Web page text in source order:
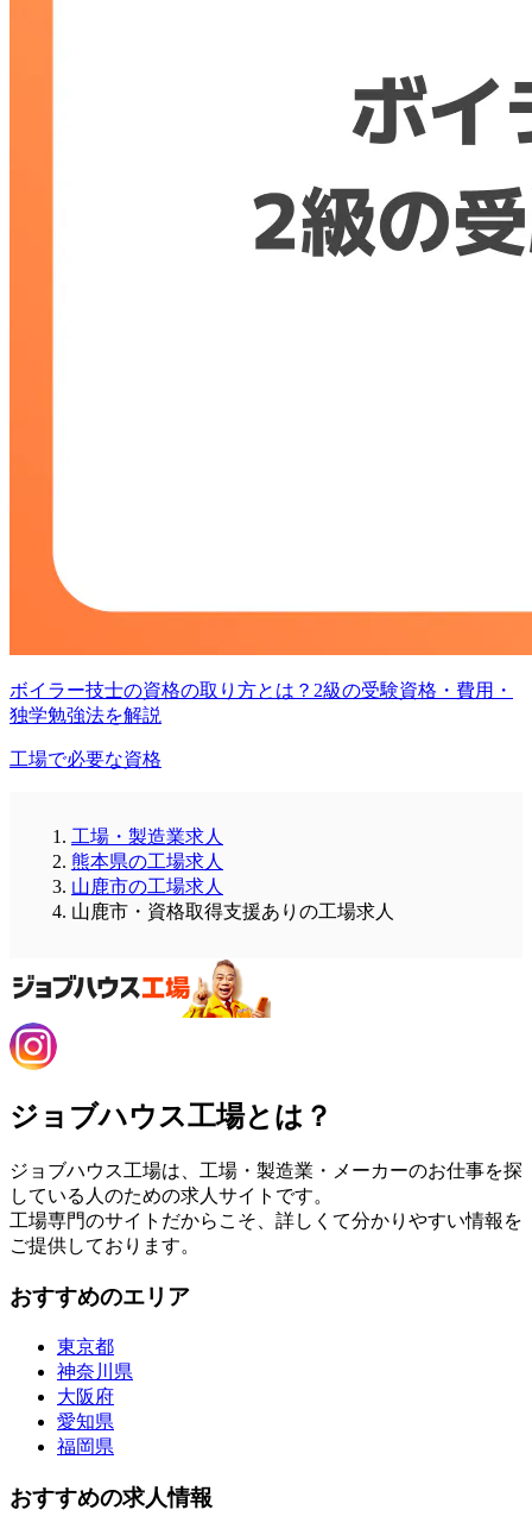
ボイラー技士の資格の取り方とは？2級の受験資格・費用・
独学勉強法を解説
工場で必要な資格
工場・製造業求人
熊本県の工場求人
山鹿市の工場求人
山鹿市・資格取得支援ありの工場求人
ジョブハウス工場とは？
ジョブハウス工場は、工場・製造業・メーカーのお仕事を探
している人のための求人サイトです。
工場専門のサイトだからこそ、詳しくて分かりやすい情報を
ご提供しております。
おすすめのエリア
東京都
神奈川県
大阪府
愛知県
福岡県
おすすめの求人情報